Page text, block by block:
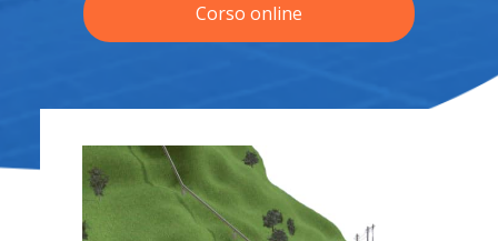
Corso online